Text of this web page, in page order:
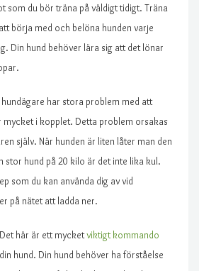
som du bör träna på väldigt tidigt. Träna
börja med och belöna hunden varje
Din hund behöver lära sig att det lönar
har stora problem med att
mycket i kopplet. Detta problem orsakas
själv. När hunden är liten låter man den
stor hund på 20 kilo är det inte lika kul.
som du kan använda dig av vid
på nätet att ladda ner.
här är ett mycketviktigt kommando
hund. Din hund behöver ha förståelse